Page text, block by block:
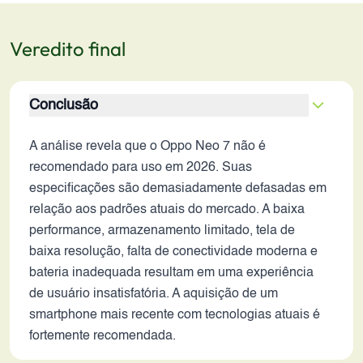
Veredito final
Conclusão
A análise revela que o Oppo Neo 7 não é
recomendado para uso em 2026. Suas
especificações são demasiadamente defasadas em
relação aos padrões atuais do mercado. A baixa
performance, armazenamento limitado, tela de
baixa resolução, falta de conectividade moderna e
bateria inadequada resultam em uma experiência
de usuário insatisfatória. A aquisição de um
smartphone mais recente com tecnologias atuais é
fortemente recomendada.